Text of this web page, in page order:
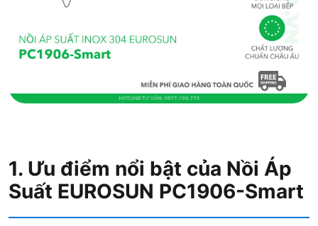
1. Ưu điểm nổi bật của Nồi Áp
Suất EUROSUN PC1906-Smart